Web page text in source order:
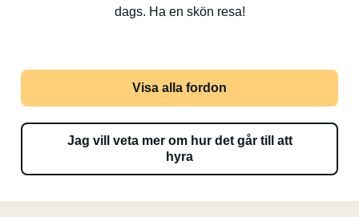
dags. Ha en skön resa!
Visa alla fordon
Jag vill veta mer om hur det går till att
hyra